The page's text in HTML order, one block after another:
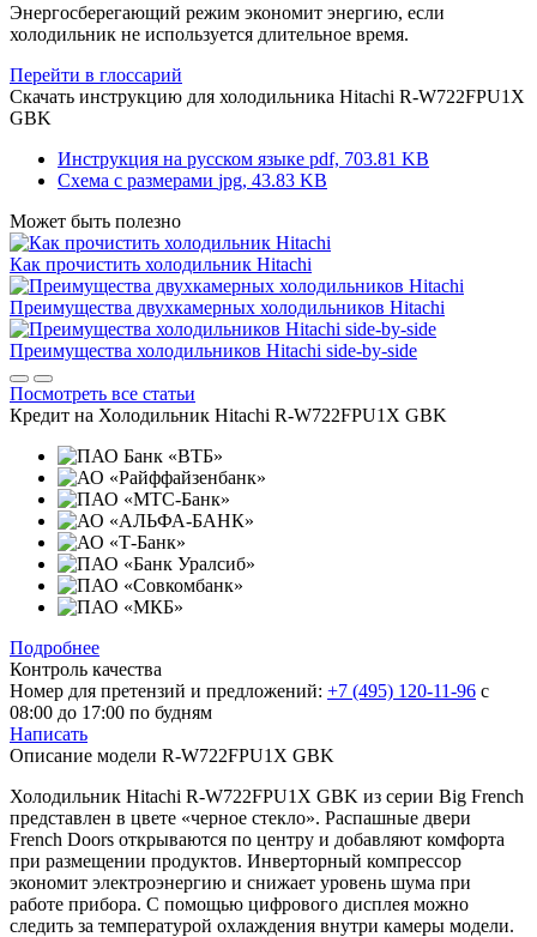
Энергосберегающий режим экономит энергию, если
холодильник не используется длительное время.
Перейти в глоссарий
Скачать инструкцию для холодильника Hitachi R-W722FPU1X
GBK
Инструкция на русском языке pdf, 703.81 KB
Схема с размерами jpg, 43.83 KB
Может быть полезно
Как прочистить холодильник Hitachi
Преимущества двухкамерных холодильников Hitachi
Преимущества холодильников Hitachi side-by-side
Посмотреть все статьи
Кредит на Холодильник Hitachi R-W722FPU1X GBK
Подробнее
Контроль качества
Номер для претензий и предложений: +7 (495) 120-11-96 с
08:00 до 17:00 по будням
Написать
Описание модели R-W722FPU1X GBK
Холодильник Hitachi R-W722FPU1X GBK из серии Big French
представлен в цвете «черное стекло». Распашные двери
French Doors открываются по центру и добавляют комфорта
при размещении продуктов. Инверторный компрессор
экономит электроэнергию и снижает уровень шума при
работе прибора. С помощью цифрового дисплея можно
следить за температурой охлаждения внутри камеры модели.